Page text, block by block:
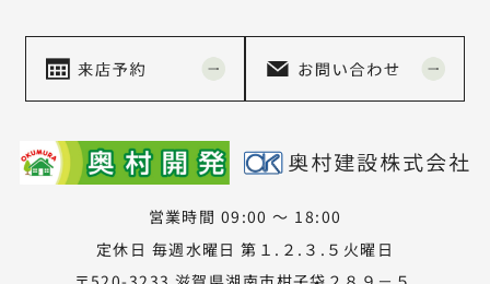
営業時間 09:00 ～ 18:00
定休日 毎週水曜日 第１.２.３.５火曜日